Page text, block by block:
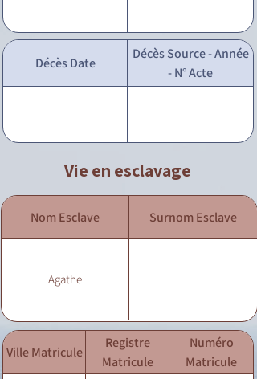
Décès Date
Décès Source - Année
- N° Acte
Vie en esclavage
Nom Esclave Surnom Esclave
Agathe
Ville Matricule
Registre
Matricule
Numéro
Matricule